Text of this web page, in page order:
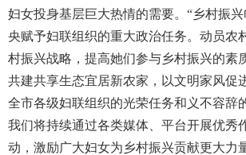
妇女投身基层巨大热情的需要。“乡村振
央赋予妇联组织的重大政治任务。动员农
村振兴战略，提高她们参与乡村振兴的素
共建共享生态宜居新农家，以文明家风促
全市各级妇联组织的光荣任务和义不容辞
我们将持续通过各类媒体、平台开展优秀
动，激励广大妇女为乡村振兴贡献更大力